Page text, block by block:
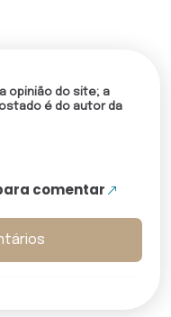
opinião do site; a
é do autor da
comentar